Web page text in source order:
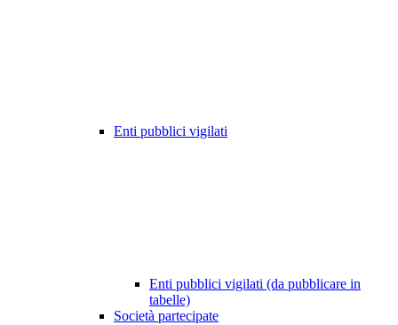
Enti pubblici vigilati
Enti pubblici vigilati (da pubblicare in
tabelle)
Società partecipate